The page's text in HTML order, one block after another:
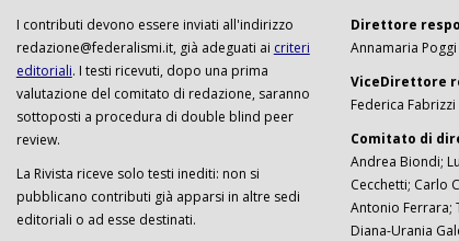
I contributi devono essere inviati all'indirizzo
redazione@federalismi.it, già adeguati ai criteri
editoriali. I testi ricevuti, dopo una prima
valutazione del comitato di redazione, saranno
sottoposti a procedura di double blind peer
review.
La Rivista riceve solo testi inediti: non si
pubblicano contributi già apparsi in altre sedi
editoriali o ad esse destinati.
Direttore
Annamaria Poggi
ViceDirettore
Federica Fabrizzi
Comitato di
Andrea Biondi;
Cecchetti; Carlo
Antonio Ferrara;
Diana-Urania